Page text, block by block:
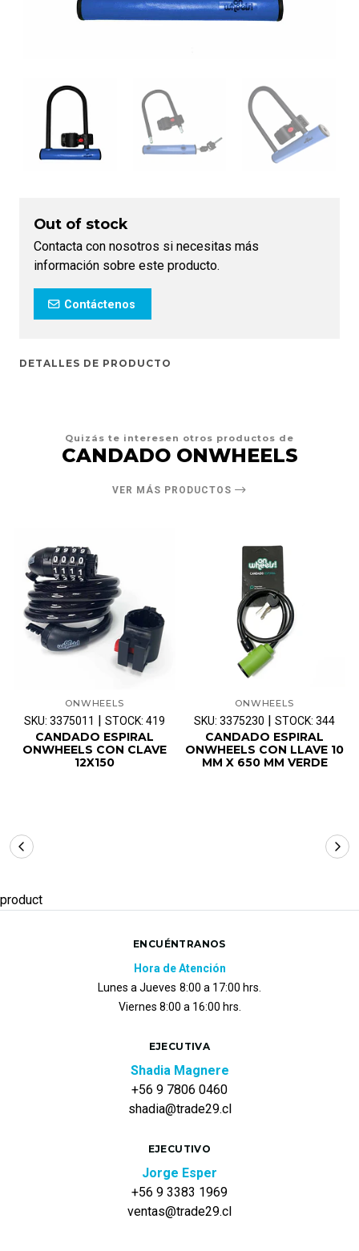
Out of stock
Contacta con nosotros si necesitas más
información sobre este producto.
Contáctenos
DETALLES DE PRODUCTO
Quizás te interesen otros productos de
CANDADO ONWHEELS
VER MÁS PRODUCTOS
ONWHEELS
SKU: 3375011 | STOCK: 419
CANDADO ESPIRAL
ONWHEELS CON CLAVE
12X150
ONWHEELS
SKU: 3375230 | STOCK: 344
CANDADO ESPIRAL
ONWHEELS CON LLAVE 10
MM X 650 MM VERDE
product
ENCUÉNTRANOS
Hora de Atención
Lunes a Jueves 8:00 a 17:00 hrs.
Viernes 8:00 a 16:00 hrs.
EJECUTIVA
Shadia Magnere
+56 9 7806 0460
shadia@trade29.cl
EJECUTIVO
Jorge Esper
+56 9 3383 1969
ventas@trade29.cl